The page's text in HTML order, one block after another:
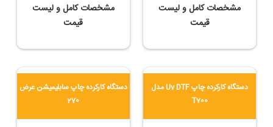
دارای روتاری جهت چاپ روی
اجسام مدور
مشخصات کامل و لیست
قیمت
در ساعت
بزرگترین دستگاه چاپ فلتبد
مشخصات کامل و لیست
قیمت
تماس بگیرید
دستگاه کارکرده چاپ سابلیمیشن عرض
270
تماس بگیرید
دستگاه کارکرده چاپ Uv DTF مدل
T700